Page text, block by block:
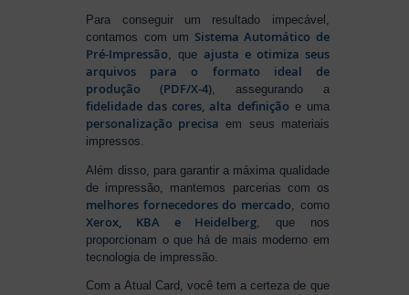
Para conseguir um resultado impecável,
contamos com um Sistema Automático de
Pré-Impressão , queajusta e otimiza seus
arquivos para o formato ideal de
produção (PDF/X-4) , assegurando a
fidelidade das cores, alta definição e uma
personalização precisa em seus materiais
impressos.
Além disso, para garantir a máxima qualidade
de impressão, mantemos parcerias com os
melhores fornecedores do mercado , como
Xerox, KBA e Heidelberg , que nos
proporcionam o que há de mais moderno em
tecnologia de impressão.
Com a Atual Card, você tem a certeza de que